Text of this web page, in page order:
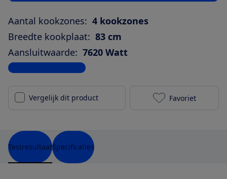
Aantal kookzones: 4 kookzones
Breedte kookplaat: 83 cm
Aansluitwaarde: 7620 Watt
Bekijk alle specificaties
Vergelijk dit product Pelgrim
Favoriet
TestresultaatSpecificaties